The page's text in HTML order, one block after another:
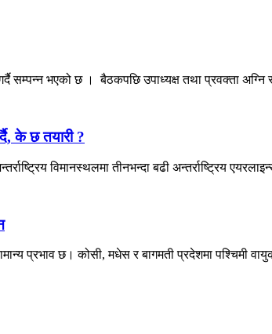
सम्पन्न भएको छ । बैठकपछि उपाध्यक्ष तथा प्रवक्ता अग्नि
के छ तयारी ?
विमानस्थलमा तीनभन्दा बढी अन्तर्राष्ट्रिय
प्रभाव छ। कोसी, मधेस र बागमती प्रदेशमा पश्चिमी